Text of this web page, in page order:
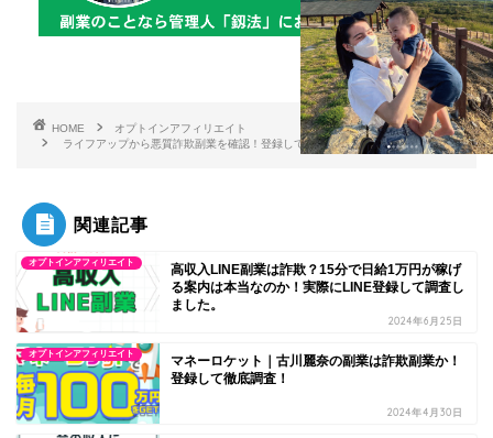
HOME
オプトインアフィリエイト
ライフアップから悪質詐欺副業を確認！登録しても絶対に稼げないので要注意！
関連記事
オプトインアフィリエイト
高収入LINE副業は詐欺？15分で日給1万円が稼げ
る案内は本当なのか！実際にLINE登録して調査し
ました。
2024年6月25日
オプトインアフィリエイト
マネーロケット｜古川麗奈の副業は詐欺副業か！
登録して徹底調査！
2024年4月30日